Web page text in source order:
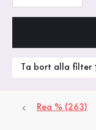
Ta bort alla filter
Rea % (263)